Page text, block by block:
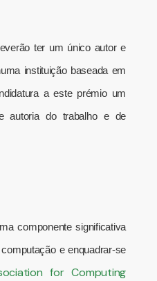
ter um único autor e
instituição baseada em
a este prémio um
autoria do trabalho e de
componente significativa
e enquadrar-se
for Computing